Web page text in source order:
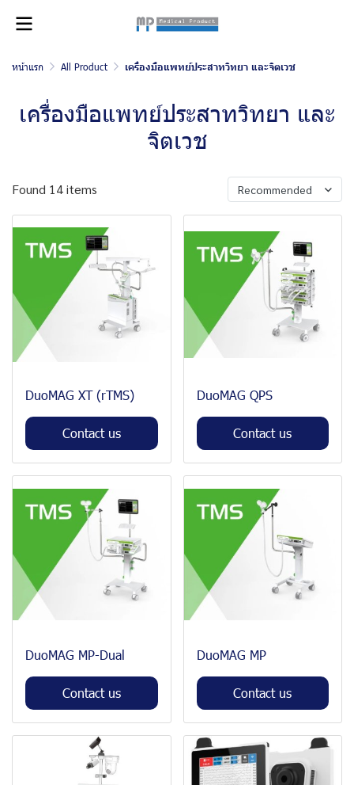
หน้าแรก All Product เครื่องมือแพทย์ ประสาทวิทยา และจิตเวช
เครื่องมือแพทย์ ประสาทวิทยา และ
จิตเวช
Found 14 items Recommended
DuoMAG XT (rTMS)
Contact us
DuoMAG QPS
Contact us
DuoMAG MP-Dual
Contact us
DuoMAG MP
Contact us